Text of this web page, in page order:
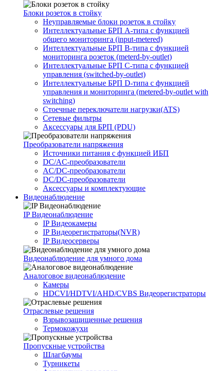
Блоки розеток в стойку
Неуправляемые блоки розеток в стойку
Интеллектуальные БРП А-типа с функцией
общего мониторинга (input-metered)
Интеллектуальные БРП B-типа с функцией
мониторинга розеток (meterd-by-outlet)
Интеллектуальные БРП C-типа с функцией
управления (switched-by-outlet)
Интеллектуальные БРП D-типа с функцией
управления и мониторинга (metered-by-outlet with
switching)
Стоечные переключатели нагрузки(ATS)
Сетевые фильтры
Аксессуары для БРП (PDU)
Преобразователи напряжения
Источники питания c функцией ИБП
DC/AC-преобразователи
AC/DC-преобразователи
DC/DC-преобразователи
Аксессуары и комплектующие
Видеонаблюдение
IP Видеонаблюдение
IP Видеокамеры
IP Видеорегистраторы(NVR)
IP Видеосерверы
Видеонаблюдение для умного дома
Аналоговое видеонаблюдение
Камеры
HDCVI/HDTVI/AHD/CVBS Видеорегистраторы
Отраслевые решения
Взрывозащищенные решения
Термокожухи
Пропускные устройства
Шлагбаумы
Турникеты